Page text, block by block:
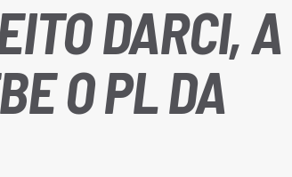
DARCI, A
O PL DA